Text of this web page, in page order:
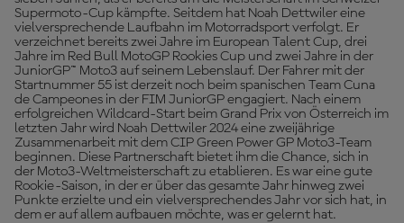
Supermoto-Cup kämpfte. Seitdem hat Noah Dettwiler eine
vielversprechende Laufbahn im Motorradsport verfolgt. Er
verzeichnet bereits zwei Jahre im European Talent Cup, drei
Jahre im Red Bull MotoGP Rookies Cup und zwei Jahre in der
JuniorGP™ Moto3 auf seinem Lebenslauf. Der Fahrer mit der
Startnummer 55 ist derzeit noch beim spanischen Team Cuna
de Campeones in der FIM JuniorGP engagiert. Nach einem
erfolgreichen Wildcard-Start beim Grand Prix von Österreich im
letzten Jahr wird Noah Dettwiler 2024 eine zweijährige
Zusammenarbeit mit dem CIP Green Power GP Moto3-Team
beginnen. Diese Partnerschaft bietet ihm die Chance, sich in
der Moto3-Weltmeisterschaft zu etablieren. Es war eine gute
Rookie-Saison, in der er über das gesamte Jahr hinweg zwei
Punkte erzielte und ein vielversprechendes Jahr vor sich hat, in
dem er auf allem aufbauen möchte, was er gelernt hat.